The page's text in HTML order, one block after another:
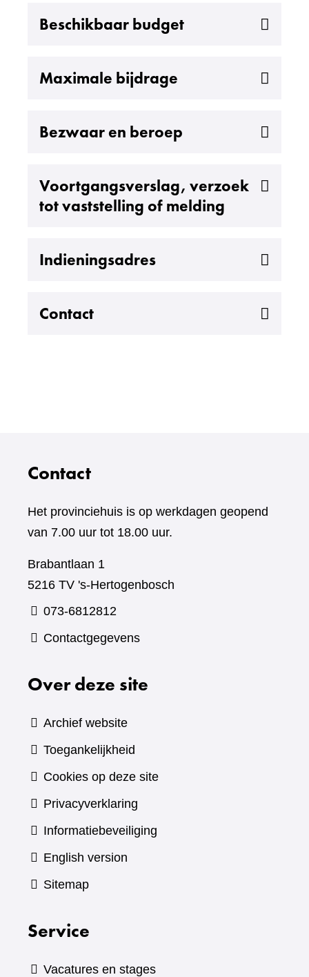
Beschikbaar budget
Uitklappen
Maximale bijdrage
Uitklappen
Bezwaar en beroep
Uitklappen
Voortgangsverslag, verzoek
tot vaststelling of melding
Uitklappen
Indieningsadres
Uitklappen
Contact
Uitklappen
Contact
Het provinciehuis is op werkdagen geopend
van 7.00 uur tot 18.00 uur.
Brabantlaan 1
5216 TV 's-Hertogenbosch
073-6812812
Contactgegevens
Over deze site
Archief website
Toegankelijkheid
Cookies op deze site
Privacyverklaring
Informatiebeveiliging
English version
Sitemap
Service
Vacatures en stages